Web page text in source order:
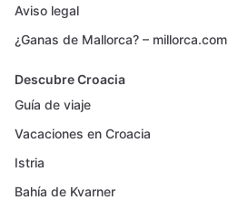
Aviso legal
¿Ganas de Mallorca? – millorca.com
Descubre Croacia
Guía de viaje
Vacaciones en Croacia
Istria
Bahía de Kvarner